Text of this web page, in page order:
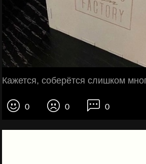
Кажется, соберётся слишком
0 0 0